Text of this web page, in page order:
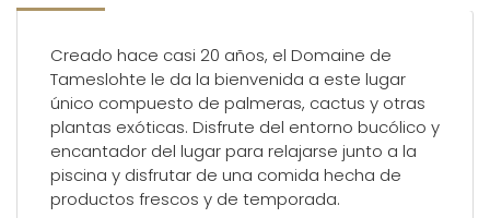
Creado hace casi 20 años, el Domaine de
Tameslohte le da la bienvenida a este lugar
único compuesto de palmeras, cactus y otras
plantas exóticas. Disfrute del entorno bucólico y
encantador del lugar para relajarse junto a la
piscina y disfrutar de una comida hecha de
productos frescos y de temporada.